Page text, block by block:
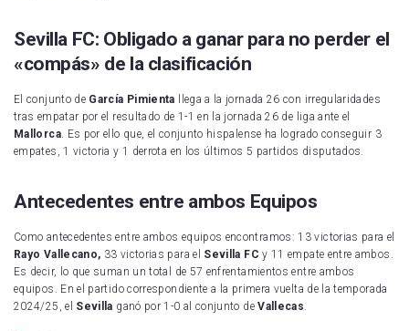
Sevilla FC: Obligado a ganar para no perder el
«compás» de la clasificación
El conjunto de García Pimienta llega a la jornada 26 con irregularidades
tras empatar por el resultado de 1-1 en la jornada 26 de liga ante el
Mallorca. Es por ello que, el conjunto hispalense ha logrado conseguir 3
empates, 1 victoria y 1 derrota en los últimos 5 partidos disputados.
Antecedentes entre ambos Equipos
Como antecedentes entre ambos equipos encontramos: 13 victorias para el
Rayo Vallecano, 33 victorias para el Sevilla FC y 11 empate entre ambos.
Es decir, lo que suman un total de 57 enfrentamientos entre ambos
equipos. En el partido correspondiente a la primera vuelta de la temporada
2024/25, el Sevilla ganó por 1-0 al conjunto deVallecas